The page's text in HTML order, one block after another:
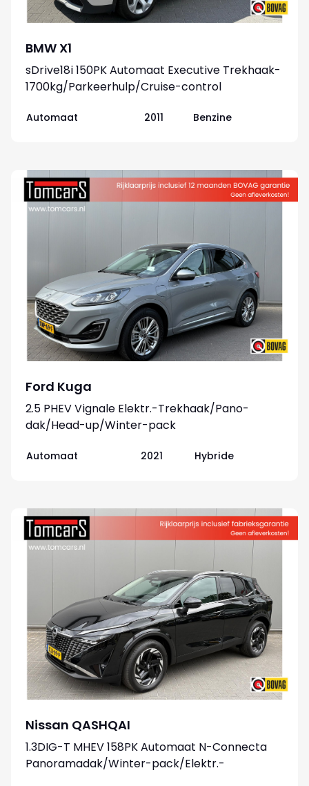
BMW X1
sDrive18i 150PK Automaat Executive Trekhaak-
1700kg/Parkeerhulp/Cruise-control
Automaat 2011 Benzine
Ford Kuga
2.5 PHEV Vignale Elektr.-Trekhaak/Pano-
dak/Head-up/Winter-pack
Automaat 2021 Hybride
Nissan QASHQAI
1.3DIG-T MHEV 158PK Automaat N-Connecta
Panoramadak/Winter-pack/Elektr.-